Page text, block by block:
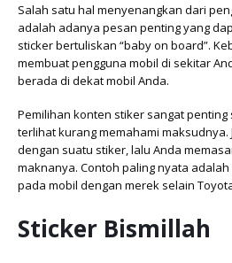
Salah satu hal menyenangkan dari
adalah adanya pesan penting yang
sticker bertuliskan “baby on board”.
membuat pengguna mobil di sekitar
berada di dekat mobil Anda.
Pemilihan konten stiker sangat penting
terlihat kurang memahami maksudnya.
dengan suatu stiker, lalu Anda
maknanya. Contoh paling nyata
pada mobil dengan merek selain
Sticker Bismillah